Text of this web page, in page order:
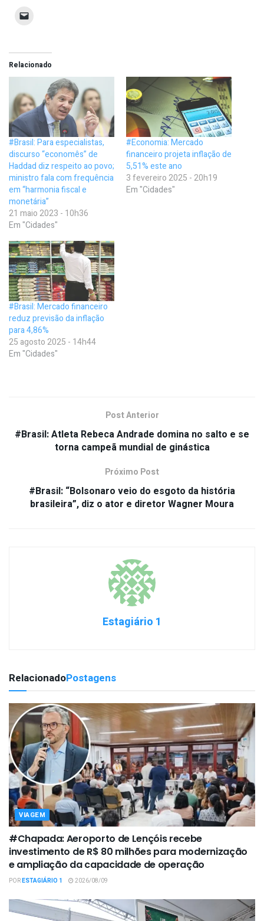
Relacionado
#Brasil: Para especialistas,
discurso “economês” de
Haddad diz respeito ao povo;
ministro fala com frequência
em “harmonia fiscal e
monetária”
21 maio 2023 - 10h36
Em "Cidades"
#Economia: Mercado
financeiro projeta inflação de
5,51% este ano
3 fevereiro 2025 - 20h19
Em "Cidades"
#Brasil: Mercado financeiro
reduz previsão da inflação
para 4,86%
25 agosto 2025 - 14h44
Em "Cidades"
Post Anterior
#Brasil: Atleta Rebeca Andrade domina no salto e se
torna campeã mundial de ginástica
Próximo Post
#Brasil: “Bolsonaro veio do esgoto da história
brasileira”, diz o ator e diretor Wagner Moura
Estagiário 1
RelacionadoPostagens
VIAGEM
#Chapada: Aeroporto de Lençóis recebe
investimento de R$ 80 milhões para modernização
e ampliação da capacidade de operação
PORESTAGIÁRIO 1 2026/08/09